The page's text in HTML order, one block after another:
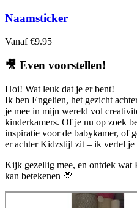
Naamsticker
Vanaf €9.95
🎥 Even voorstellen!
Hoi! Wat leuk dat je er bent!
Ik ben Engelien, het gezicht
je mee in mijn wereld vol
kinderkamers. Of je nu op zoek
inspiratie voor de babykamer, of
er achter Kidzstijl zit – ik vertel je
Kijk gezellig mee, en ontdek
kan betekenen 💛